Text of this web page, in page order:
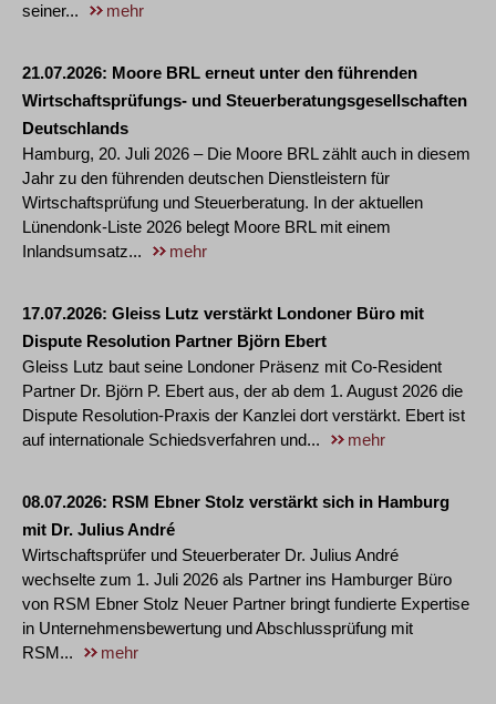
seiner...
mehr
21.07.2026 Moore BRL erneut unter den führenden
Wirtschaftsprüfungs- und Steuerberatungsgesellschaften
Deutschlands
Hamburg, 20. Juli 2026 – Die Moore BRL zählt auch in diesem
Jahr zu den führenden deutschen Dienstleistern für
Wirtschaftsprüfung und Steuerberatung. In der aktuellen
Lünendonk-Liste 2026 belegt Moore BRL mit einem
Inlandsumsatz...
mehr
17.07.2026 Gleiss Lutz verstärkt Londoner Büro mit
Dispute Resolution Partner Björn Ebert
Gleiss Lutz baut seine Londoner Präsenz mit Co-Resident
Partner Dr. Björn P. Ebert aus, der ab dem 1. August 2026 die
Dispute Resolution-Praxis der Kanzlei dort verstärkt. Ebert ist
auf internationale Schiedsverfahren und...
mehr
08.07.2026 RSM Ebner Stolz verstärkt sich in Hamburg
mit Dr. Julius André
Wirtschaftsprüfer und Steuerberater Dr. Julius André
wechselte zum 1. Juli 2026 als Partner ins Hamburger Büro
von RSM Ebner Stolz Neuer Partner bringt fundierte Expertise
in Unternehmensbewertung und Abschlussprüfung mit
RSM...
mehr